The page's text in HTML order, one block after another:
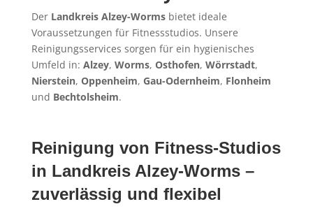
Der Landkreis Alzey-Wormsbietet ideale
Voraussetzungen für Fitnessstudios. Unsere
Reinigungsservices sorgen für ein hygienisches
Umfeld in: Alzey, Worms, Osthofen, Wörrstadt,
Nierstein, Oppenheim, Gau-Odernheim, Flonheim
und Bechtolsheim.
Reinigung von Fitness-Studios
in Landkreis Alzey-Worms –
zuverlässig und flexibel